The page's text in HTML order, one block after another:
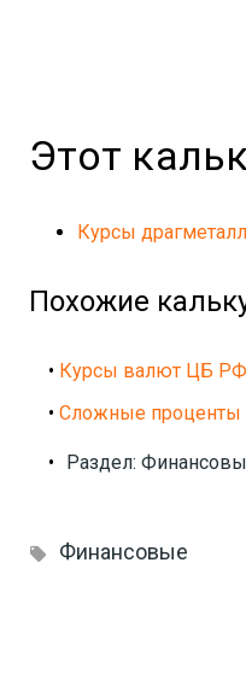
Этот
Курсы
Похожие
• Курсы валют ЦБ РФ
• Сложные проценты
• Раздел:
 Финансовые